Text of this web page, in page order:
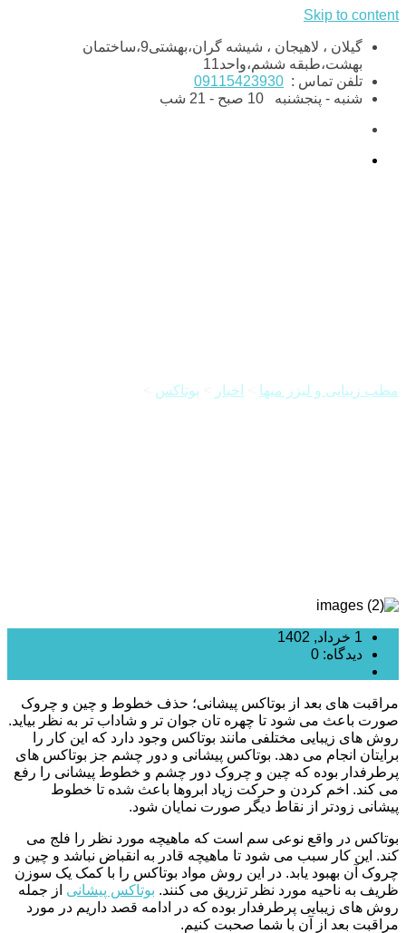
Skip to content
گیلان ، لاهیجان ، شیشه گران،بهشتی9،ساختمان
بهشت،طبقه ششم،واحد11
تلفن تماس : 09115423930
شنبه - پنجشنبه
مطب زیبایی و لیزر میها اخبار بوتاکس
1 خرداد, 1402
دیدگاه: 0
مراقبت های بعد از بوتاکس پیشانی؛ حذف خطوط و چین و چروک
صورت باعث می شود تا چهره تان جوان تر و شاداب تر به نظر بیاید.
روش های زیبایی مختلفی مانند بوتاکس وجود دارد که این کار را
برایتان انجام می دهد. بوتاکس پیشانی و دور چشم جز بوتاکس های
پرطرفدار بوده که چین و چروک دور چشم و خطوط پیشانی را رفع
می کند. اخم کردن و حرکت زیاد ابروها باعث شده تا خطوط
پیشانی زودتر از نقاط دیگر صورت نمایان شود.
بوتاکس در واقع نوعی سم است که ماهیچه مورد نظر را فلج می
کند. این کار سبب می شود تا ماهیچه قادر به انقباض نباشد و چین و
چروک آن بهبود یابد. در این روش مواد بوتاکس را با کمک یک سوزن
ظریف به ناحیه مورد نظر تزریق می کنند. بوتاکس پیشانی از جمله
روش های زیبایی پرطرفدار بوده که در ادامه قصد داریم در مورد
مراقبت بعد از آن با شما صحبت کنیم.